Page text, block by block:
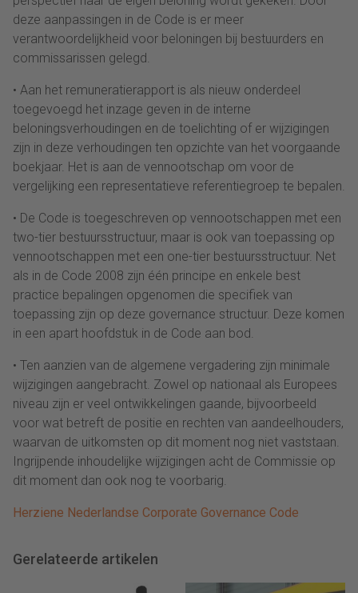
deze aanpassingen in de Code is er meer
verantwoordelijkheid voor beloningen bij bestuurders en
commissarissen gelegd.
• Aan het remuneratierapport is als nieuw onderdeel
toegevoegd het inzage geven in de interne
beloningsverhoudingen en de toelichting of er wijzigingen
zijn in deze verhoudingen ten opzichte van het voorgaande
boekjaar. Het is aan de vennootschap om voor de
vergelijking een representatieve referentiegroep te bepalen.
• De Code is toegeschreven op vennootschappen met een
two-tier bestuursstructuur, maar is ook van toepassing op
vennootschappen met een one-tier bestuursstructuur. Net
als in de Code 2008 zijn één principe en enkele best
practice bepalingen opgenomen die specifiek van
toepassing zijn op deze governance structuur. Deze komen
in een apart hoofdstuk in de Code aan bod.
• Ten aanzien van de algemene vergadering zijn minimale
wijzigingen aangebracht. Zowel op nationaal als Europees
niveau zijn er veel ontwikkelingen gaande, bijvoorbeeld
voor wat betreft de positie en rechten van aandeelhouders,
waarvan de uitkomsten op dit moment nog niet vaststaan.
Ingrijpende inhoudelijke wijzigingen acht de Commissie op
dit moment dan ook nog te voorbarig.
Herziene Nederlandse Corporate Governance Code
Gerelateerde artikelen